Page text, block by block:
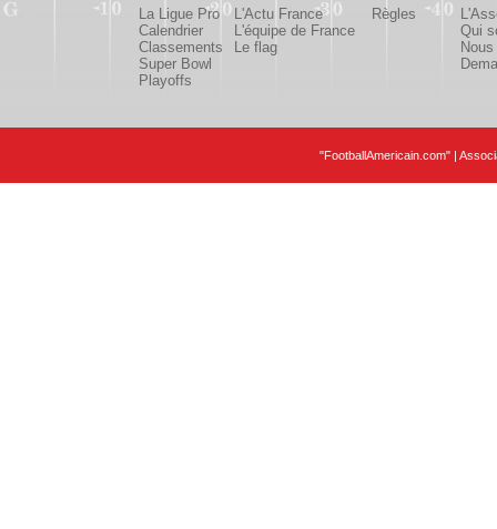
La Ligue Pro
Calendrier
Classements
Super Bowl
Playoffs
L'Actu France
L'équipe de France
Le flag
Règles
Qui
"FootballAmericain.com" |